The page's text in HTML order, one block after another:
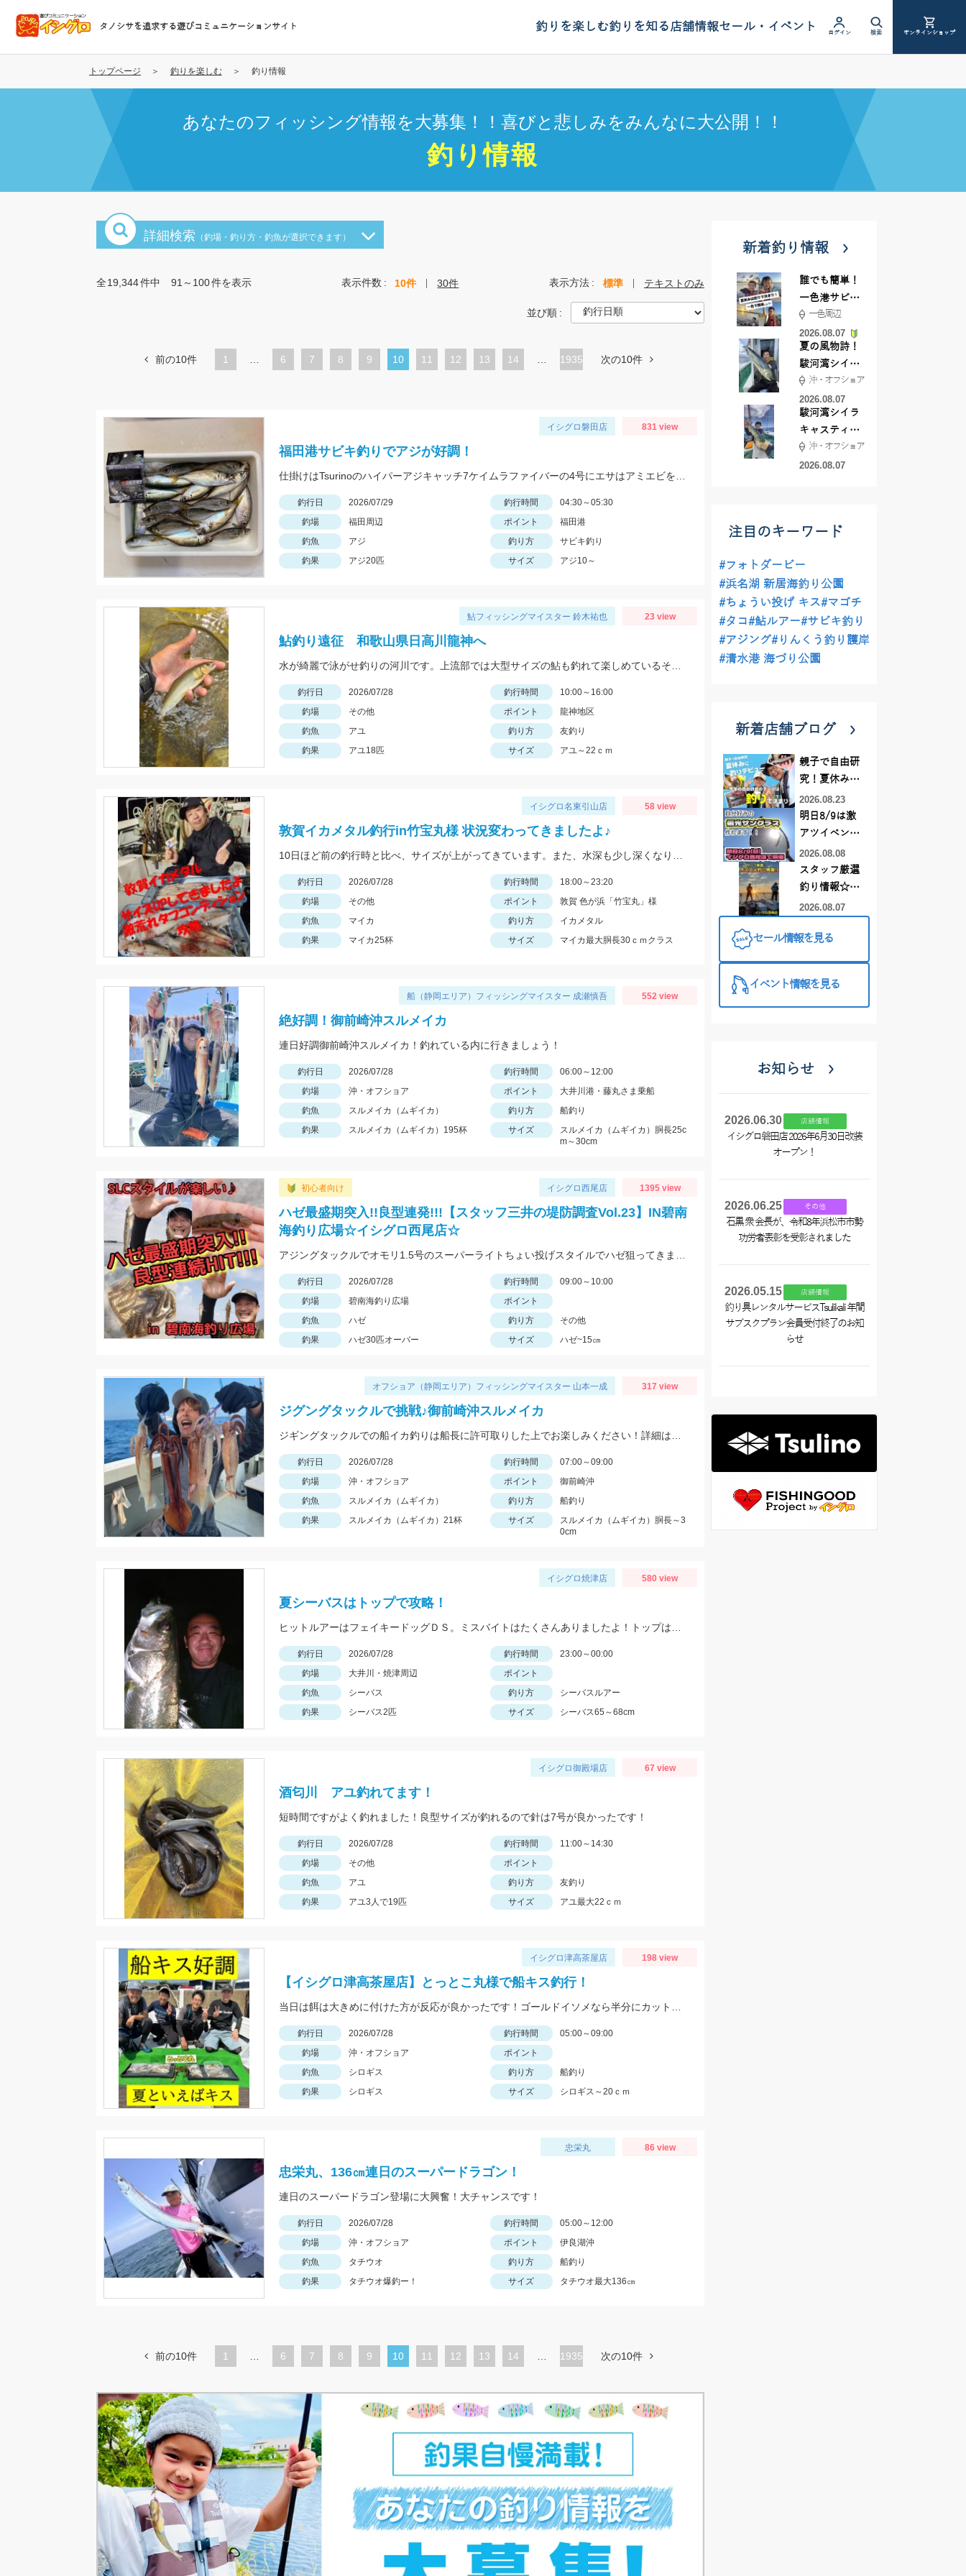
コ
テ
タノシサを追求する遊びコミュニケーションサイト 釣りを楽しむ釣りを知る店舗情報セール・イベント ログイン 検索 オンラインショップ
トップページ 釣りを楽しむ 釣り情報
あなたのフィッシング情報を大募集！！喜びと悲しみをみんなに大公開！！
釣り情報
詳細検索 （釣場・釣り方・釣魚が選択できます）
全19,344件中 91～100件を表示 表示件数 10件 30件 表示方法 標準 テキストのみ
並び順
前の10件 1
ペ
6
ペ
7
ペ
8
ペ
9
カ
ペ
10
ペ
11
ペ
12
ペ
13
ペ
14 1935 次の10件
イシグロ磐田店 831 view
福田港サビキ釣りでアジが好調！
釣行日 2026/07/29 釣行時間
04:30～05:30
釣場
福田周辺 ポイント
福田港
釣魚
アジ 釣り方
サビキ釣り
釣果
アジ20匹 サイズ アジ10～
鮎フィッシングマイスター 鈴木祐也 23 view
鮎釣り遠征 和歌山県日高川龍神へ
釣行日 2026/07/28 釣行時間
10:00～16:00
釣場
その他 ポイント
龍神地区
釣魚
アユ 釣り方
友釣り
釣果
アユ18匹 サイズ アユ～22ｃｍ
イシグロ名東引山店 58 view
敦賀イカメタル釣行in竹宝丸様 状況変わってきましたよ♪
釣行日 2026/07/28 釣行時間
18:00～23:20
釣場
その他 ポイント
敦賀 色が浜「竹宝丸」様
釣魚
マイカ 釣り方
イカメタル
釣果
マイカ25杯 サイズ マイカ最大胴長30ｃｍクラス
船（静岡エリア）フィッシングマイスター 成瀬慎吾 552 view
絶好調！御前崎沖スルメイカ
連日好調御前崎沖スルメイカ！釣れている内に行きましょう！
釣行日 2026/07/28 釣行時間
06:00～12:00
釣場
沖・オフショア ポイント
大井川港・藤丸さま乗船
釣魚
スルメイカ（ムギイカ） 釣り方
船釣り
釣果
スルメイカ（ムギイカ）195杯 サイズ
スルメイカ（ムギイカ）胴長25c
m～30cm
初心者向け イシグロ西尾店 1395 view
ハゼ最盛期突入!!良型連発!!!【スタッフ三井の堤防調査Vol.23】IN碧南
海釣り広場☆イシグロ西尾店☆
釣行日 2026/07/28 釣行時間
09:00～10:00
釣場
碧南海釣り広場
ポイント
釣魚
ハゼ 釣り方
その他
釣果
ハゼ30匹オーバー サイズ ハゼ~15㎝
オフショア（静岡エリア）フィッシングマイスター 山本一成 317 view
ジグングタックルで挑戦♪御前崎沖スルメイカ
釣行日 2026/07/28 釣行時間
07:00～09:00
釣場
沖・オフショア ポイント
御前崎沖
釣魚
スルメイカ（ムギイカ） 釣り方
船釣り
釣果
スルメイカ（ムギイカ）21杯 サイズ
スルメイカ（ムギイカ）胴長～3
0cm
イシグロ焼津店 580 view
夏シーバスはトップで攻略！
釣行日 2026/07/28 釣行時間
23:00～00:00
釣場
大井川・焼津周辺
ポイント
釣魚
シーバス 釣り方
シーバスルアー
釣果
シーバス2匹 サイズ シーバス65～68cm
イシグロ御殿場店 67 view
酒匂川 アユ釣れてます！
短時間ですがよく釣れました！良型サイズが釣れるので針は7号が良かったです！
釣行日 2026/07/28 釣行時間
11:00～14:30
釣場
その他
ポイント
釣魚
アユ 釣り方
友釣り
釣果
アユ3人で19匹 サイズ アユ最大22ｃｍ
イシグロ津高茶屋店 198 view
【イシグロ津高茶屋店】とっとこ丸様で船キス釣行！
釣行日 2026/07/28 釣行時間
05:00～09:00
釣場
沖・オフショア
ポイント
釣魚
シロギス 釣り方
船釣り
釣果
シロギス サイズ シロギス～20ｃｍ
忠栄丸 86 view
忠栄丸、136㎝連日のスーパードラゴン！
連日のスーパードラゴン登場に大興奮！大チャンスです！
釣行日 2026/07/28 釣行時間
05:00～12:00
釣場
沖・オフショア ポイント
伊良湖沖
釣魚
タチウオ 釣り方
船釣り
釣果
タチウオ爆釣ー！ サイズ タチウオ最大136㎝
前の10件 1
ペ
ジ
6
ペ
ジ
7
ペ
8
ペ
9
カ
ト
ジ
10
ペ
11
ペ
12
ペ
13
ペ
14 1935 次の10件
新着釣り情報
誰でも簡単！
一色港サビキ
＆ちょい投げ
一色周辺
2026.08.07
夏の風物詩！
駿河湾シイラ
キャスティン
グ行ってきま
した！！
沖・オフショア
2026.08.07
駿河湾シイラ
キャスティン
グ行ってきま
した！
沖・オフショア
2026.08.07
注目のキーワード
#フォトダービー
#浜名湖 新居海釣り公園
#ちょうい投げ キス#マゴチ
#タコ#鮎ルアー#サビキ釣り
#アジング#りんくう釣り護岸
#清水港 海づり公園
新着店舗ブログ
親子で自由研
究！夏休みに
釣りデビュー
2026.08.23
明日8/9は激
アツイベント
日！！！～オ
ーダー偏光グ
ラス受注会～
2026.08.08
スタッフ厳選
釣り情報☆彡
連休は何釣り
♪【イシグロ
2026.08.07
セール情報を見る
イベント情報を見る
お知らせ
2026.06.30 店舗情報
イシグロ磐田店 2026年6月30日改装
オープン！
2026.06.25 その他
石黒 衆 会長が、令和8年浜松市市勢
功労者表彰を受彰されました
2026.05.15 店舗情報
釣り具レンタルサービスTsulikali 年間
サブスクプラン会員受付終了のお知
らせ